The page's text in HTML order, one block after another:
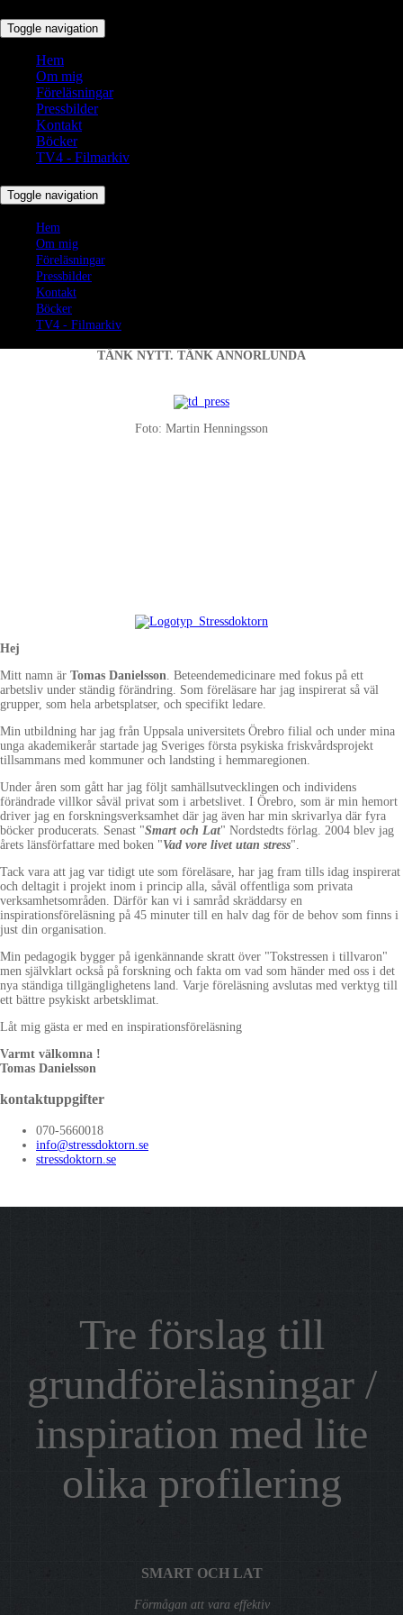
Toggle navigation
Hem
Om mig
Föreläsningar
Pressbilder
Kontakt
Böcker
TV4 - Filmarkiv
Toggle navigation
Hem
Om mig
Föreläsningar
Pressbilder
Kontakt
Böcker
TV4 - Filmarkiv
TÄNK NYTT. TÄNK ANNORLUNDA
Foto: Martin Henningsson
Hej
Mitt namn är Tomas Danielsson . Beteendemedicinare med fokus på ett
arbetsliv under ständig förändring. Som föreläsare har jag inspirerat så väl
grupper, som hela arbetsplatser, och specifikt ledare.
Min utbildning har jag från Uppsala universitets Örebro filial och under mina
unga akademikerår startade jag Sveriges första psykiska friskvårdsprojekt
tillsammans med kommuner och landsting i hemmaregionen.
Under åren som gått har jag följt samhällsutvecklingen och individens
förändrade villkor såväl privat som i arbetslivet. I Örebro, som är min hemort
driver jag en forskningsverksamhet där jag även har min skrivarlya där fyra
böcker producerats. Senast "Smart och Lat" Nordstedts förlag. 2004 blev jag
årets länsförfattare med boken "Vad vore livet utan stress".
Tack vara att jag var tidigt ute som föreläsare, har jag fram tills idag inspirerat
och deltagit i projekt inom i princip alla, såväl offentliga som privata
verksamhetsområden. Därför kan vi i samråd skräddarsy en
inspirationsföreläsning på 45 minuter till en halv dag för de behov som finns i
just din organisation.
Min pedagogik bygger på igenkännande skratt över "Tokstressen i tillvaron"
men självklart också på forskning och fakta om vad som händer med oss i det
nya ständiga tillgänglighetens land. Varje föreläsning avslutas med verktyg till
ett bättre psykiskt arbetsklimat.
Låt mig gästa er med en inspirationsföreläsning
Varmt välkomna !
Tomas Danielsson
kontaktuppgifter
070-5660018
info@stressdoktorn.se
stressdoktorn.se
Tre förslag till
grundföreläsningar /
inspiration med lite
olika profilering
SMART OCH LAT
Förmågan att vara effektiv